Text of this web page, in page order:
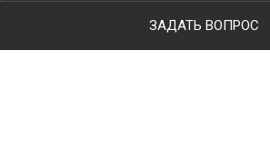
ЗАДАТЬ ВОПРОС